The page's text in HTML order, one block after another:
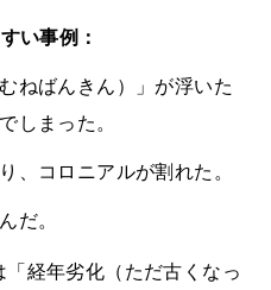
い事例：
ねばんきん）」が浮いた
しまった。
、コロニアルが割れた。
だ。
経年劣化（ただ古くなっ